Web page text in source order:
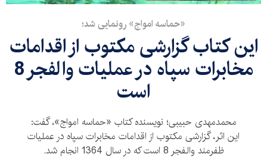
«حماسه امواج» رونمایی شد؛
این کتاب گزارشی مکتوب از اقدامات
مخابرات سپاه در عملیات والفجر 8
است
محمدمهدی حبیبی؛ نویسنده کتاب «حماسه امواج»، گفت:
این اثر، گزارشی مکتوب از اقدامات مخابرات سپاه در عملیات
ظفرمند والفجر 8 است که در سال 1364 انجام شد.